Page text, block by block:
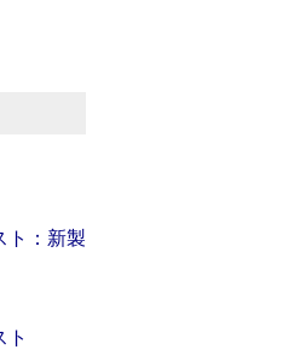
ト：新製
ト